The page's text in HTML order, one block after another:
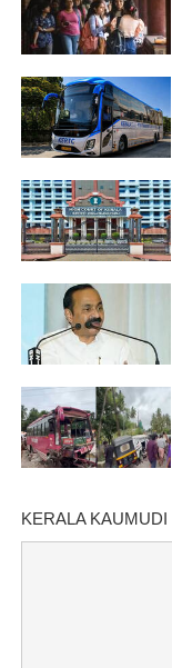
KERALA KAUMUDI